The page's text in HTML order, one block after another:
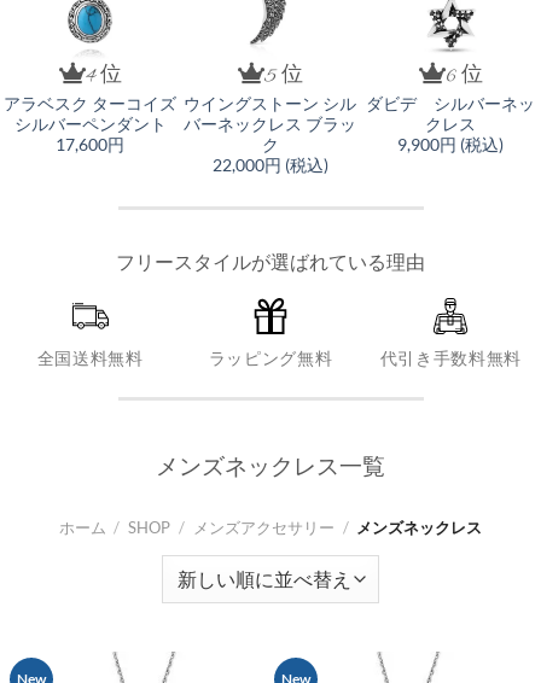
4 位
アラベスク ターコイズ
シルバーペンダント
17,600円
5 位
ウイングストーン シル
バーネックレス ブラッ
ク
22,000円 (税込)
6 位
ダビデ シルバーネッ
クレス
9,900円 (税込)
フリースタイルが選ばれている理由
全国送料無料 ラッピング無料 代引き手数料無料
メンズネックレス一覧
ホーム / SHOP / メンズアクセサリー / メンズネックレス
New New